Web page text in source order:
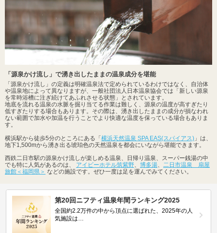
「源泉かけ流し」で湧き出したままの温泉成分を堪能
「源泉かけ流し」の定義は明確温泉法で定められているわけではなく、自治体
や温泉地によって異なりますが、一般社団法人日本温泉協会では「新しい源泉
を常時浴槽に注ぎ続けてあふれさせる状態」とされています。
地底を流れる温泉の水脈を掘り当てる作業は難しく、源泉の温度が高すぎたり
低すぎたりする場合もあります。その際は、湧き出したままの成分が損なわれ
ない範囲で加水や加温を行うことでより快適な温度を保っている場合もありま
す。
横浜駅から徒歩5分のところにある「 横浜天然温泉 SPA EAS(スパイアス) 」は、
地下1,500mから湧き出る琥珀色の天然温泉を都会にいながら堪能できます。
西鉄二日市駅の源泉かけ流しが楽しめる温泉、日帰り温泉、スーパー銭湯の中
でも特に人気があるのは、 アイビーホテル筑紫野、 博多湯、 二日市温泉 扇屋
旅館＜福岡県＞ などの施設です。ぜひ一度は足を運んでみてください。
第20回ニフティ温泉年間ランキング2025
全国約2.2万件の中から頂点に選ばれた、2025年の人
気施設は…